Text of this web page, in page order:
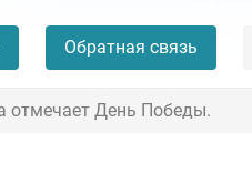
Обратная связь
отмечает День Победы.